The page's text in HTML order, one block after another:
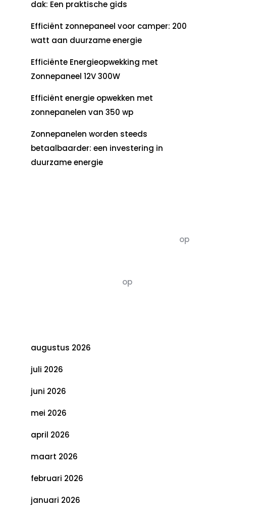
dak: Een praktische gids
Efficiënt zonnepaneel voor camper: 200
watt aan duurzame energie
Efficiënte Energieopwekking met
Zonnepaneel 12V 300W
Efficiënt energie opwekken met
zonnepanelen van 350 wp
Zonnepanelen worden steeds
betaalbaarder: een investering in
duurzame energie
op
op
augustus 2026
juli 2026
juni 2026
mei 2026
april 2026
maart 2026
februari 2026
januari 2026